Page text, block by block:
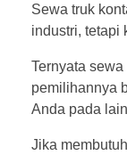
Sewa truk
industri, tetapi
Ternyata
pemilihannya
Anda pada
Jika